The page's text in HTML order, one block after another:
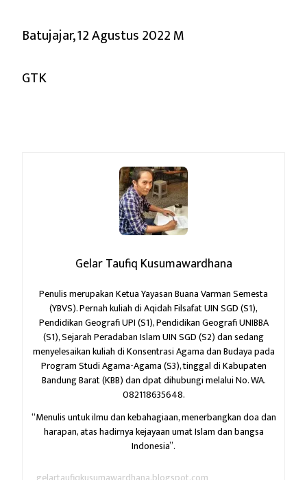
Batujajar, 12 Agustus 2022 M
GTK
Gelar Taufiq Kusumawardhana
Penulis merupakan Ketua Yayasan Buana Varman Semesta
(YBVS). Pernah kuliah di Aqidah Filsafat UIN SGD (S1),
Pendidikan Geografi UPI (S1), Pendidikan Geografi UNIBBA
(S1), Sejarah Peradaban Islam UIN SGD (S2) dan sedang
menyelesaikan kuliah di Konsentrasi Agama dan Budaya pada
Program Studi Agama-Agama (S3), tinggal di Kabupaten
Bandung Barat (KBB) dan dpat dihubungi melalui No. WA.
082118635648.
“Menulis untuk ilmu dan kebahagiaan,menerbangkan doa dan
harapan,atas hadirnya kejayaan umat Islam dan bangsa
Indonesia”.